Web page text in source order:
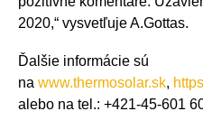
2020,“ vysvetľuje A.Gottas.
Ďalšie informácie sú
na www.thermosolar.sk,
alebo na tel.: +421-45-601